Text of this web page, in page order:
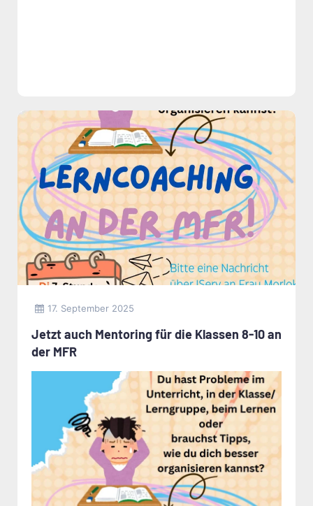
17. September 2025
Jetzt auch Mentoring für die Klassen 8-10 an
der MFR